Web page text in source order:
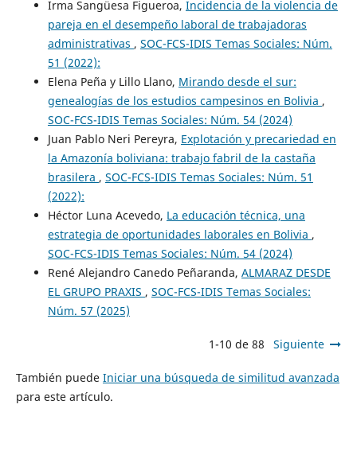
Irma Sangüesa Figueroa, Incidencia de la violencia de
pareja en el desempeño laboral de trabajadoras
administrativas , SOC-FCS-IDIS Temas Sociales: Núm.
51 (2022):
Elena Peña y Lillo Llano, Mirando desde el sur:
genealogías de los estudios campesinos en Bolivia ,
SOC-FCS-IDIS Temas Sociales: Núm. 54 (2024)
Juan Pablo Neri Pereyra, Explotación y precariedad en
la Amazonía boliviana: trabajo fabril de la castaña
brasilera , SOC-FCS-IDIS Temas Sociales: Núm. 51
(2022):
Héctor Luna Acevedo, La educación técnica, una
estrategia de oportunidades laborales en Bolivia ,
SOC-FCS-IDIS Temas Sociales: Núm. 54 (2024)
René Alejandro Canedo Peñaranda, ALMARAZ DESDE
EL GRUPO PRAXIS , SOC-FCS-IDIS Temas Sociales:
Núm. 57 (2025)
1-10 de 88 Siguiente
También puede Iniciar una búsqueda de similitud avanzada
para este artículo.